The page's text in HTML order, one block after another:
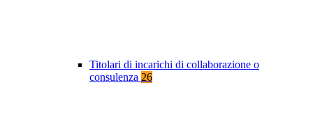
Titolari di incarichi di collaborazione o
consulenza 26